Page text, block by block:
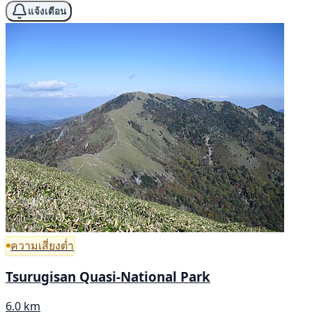
แจ้งเตือน
ความเสี่ยงต่ำ
Tsurugisan Quasi-National Park
6.0 km